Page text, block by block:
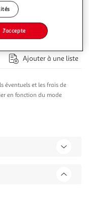
Ajouter au panier
Ajouter à une liste
éventuels et les frais de
en fonction du mode
J'accepte